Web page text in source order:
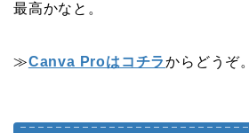
最高かなと。
≫Canva Proはコチラからどうぞ。